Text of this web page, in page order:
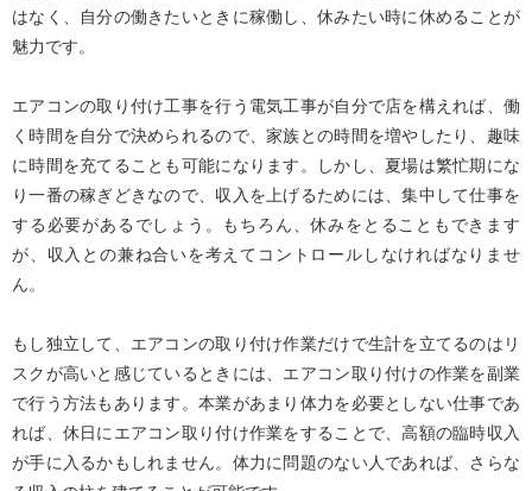
はなく、自分の働きたいときに稼働し、休みたい時に休めることが
魅力です。
エアコンの取り付け工事を行う電気工事が自分で店を構えれば、働
く時間を自分で決められるので、家族との時間を増やしたり、趣味
に時間を充てることも可能になります。しかし、夏場は繁忙期にな
り一番の稼ぎどきなので、収入を上げるためには、集中して仕事を
する必要があるでしょう。もちろん、休みをとることもできます
が、収入との兼ね合いを考えてコントロールしなければなりませ
ん。
もし独立して、エアコンの取り付け作業だけで生計を立てるのはリ
スクが高いと感じているときには、エアコン取り付けの作業を副業
で行う方法もあります。本業があまり体力を必要としない仕事であ
れば、休日にエアコン取り付け作業をすることで、高額の臨時収入
が手に入るかもしれません。体力に問題のない人であれば、さらな